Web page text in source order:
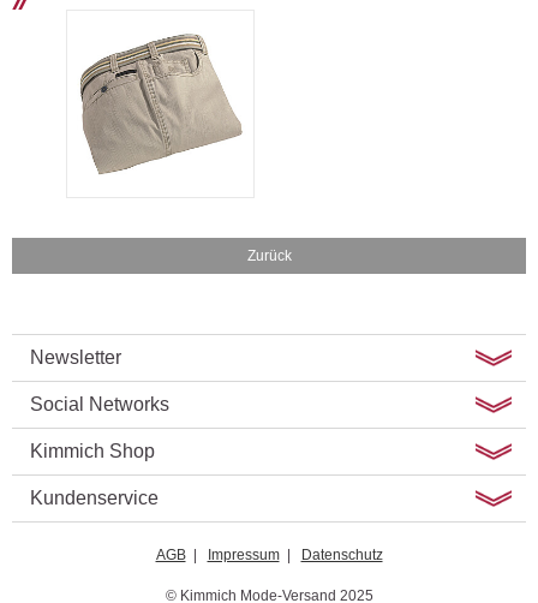
Zurück
Newsletter
Social Networks
Kimmich Shop
Kundenservice
AGB| Impressum| Datenschutz
© Kimmich Mode-Versand 2025